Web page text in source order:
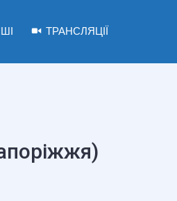
ТРАНСЛЯЦІЇ